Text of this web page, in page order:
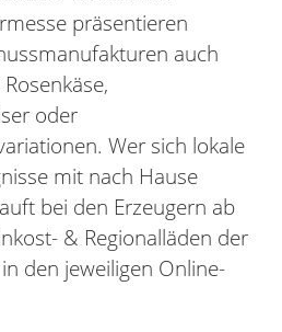
präsentieren
auch
oder
Wer sich lokale
mit nach Hause
bei den Erzeugern ab
& Regionalläden der
den jeweiligen Online-